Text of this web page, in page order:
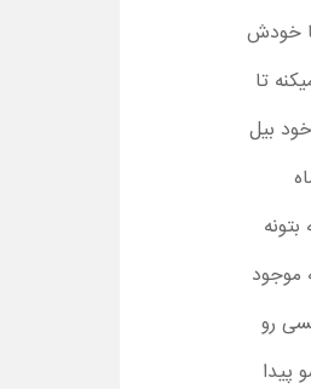
خودش
تا
بیل
موجود
رو
پیدا